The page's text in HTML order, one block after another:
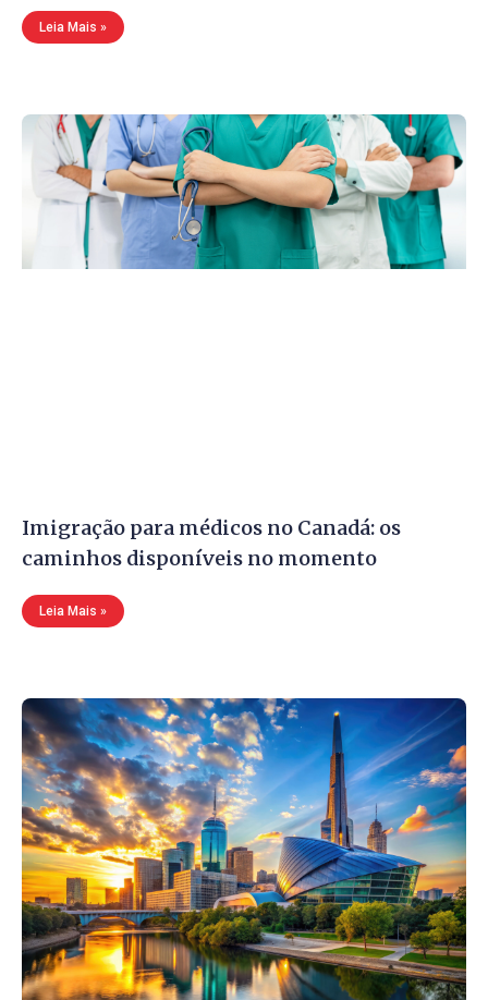
Leia Mais »
Imigração para médicos no Canadá: os
caminhos disponíveis no momento
Leia Mais »